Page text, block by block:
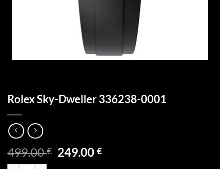
Rolex Sky-Dweller 336238-0001
499.00€ Ursprünglicher
249.00€Aktueller